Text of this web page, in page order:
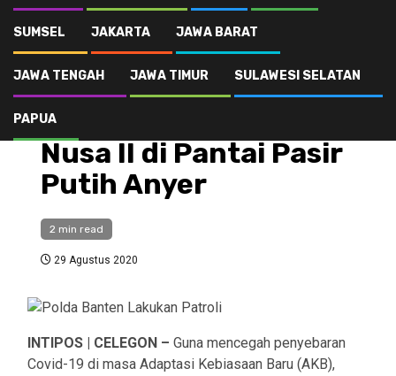
SUMSEL JAKARTA JAWA BARAT
JAWA TENGAH JAWA TIMUR SULAWESI SELATAN
PAPUA
Sosial
Polda Banten Lakukan
Patroli Ops Aman
Nusa II di Pantai Pasir
Putih Anyer
2 min read
29 Agustus 2020
INTIPOS | CELEGON – Guna mencegah penyebaran
Covid-19 di masa Adaptasi Kebiasaan Baru (AKB),